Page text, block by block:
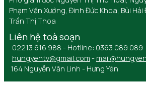
Phạm Văn Xướng, Đinh Đức Khoa, Bùi Hải
Trần Thị Thoa
Liên hệ toà soạn
02213 616 988 - Hotline: 0363 089 089
hungyentv@gmail.com -
164 Nguyễn Văn Linh - Hưng Yên